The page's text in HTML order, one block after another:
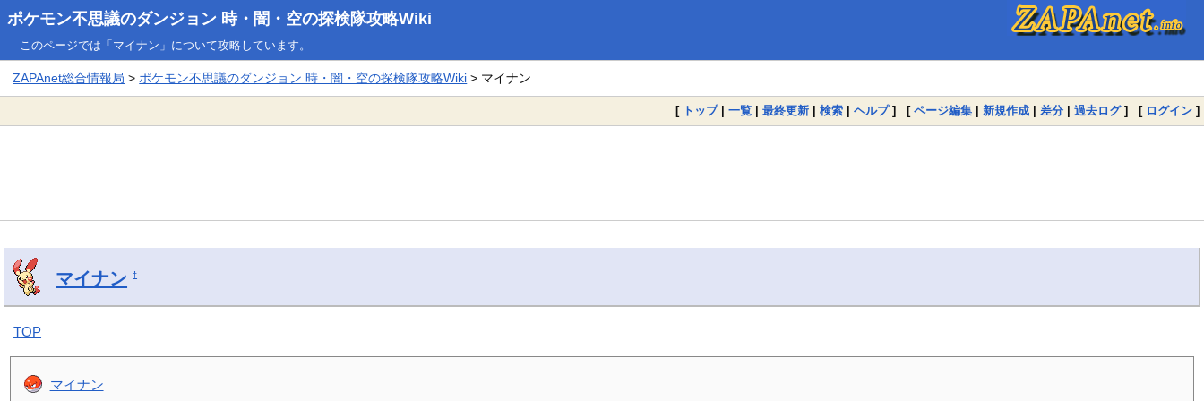
ポケモン不思議のダンジョン 時・闇・空の探検隊攻略Wiki
このページでは「マイナン」について攻略しています。
ZAPAnet総合情報局 >ポケモン不思議のダンジョン 時・闇・空の探検隊攻略Wiki > マイナン
[ トップ| 一覧 | 最終更新 | 検索 | ヘルプ] [ ページ編集 | 新規作成 | 差分 | 過去ログ] [ ログイン ]
マイナン †
TOP
マイナン